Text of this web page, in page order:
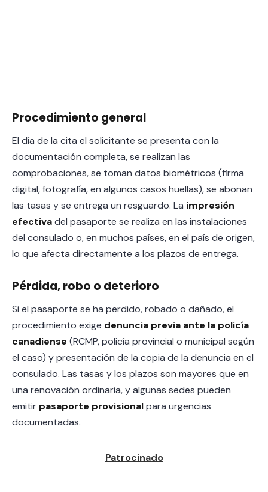
Procedimiento general
El día de la cita el solicitante se presenta con la
documentación completa, se realizan las
comprobaciones, se toman datos biométricos (firma
digital, fotografía, en algunos casos huellas), se abonan
las tasas y se entrega un resguardo. La impresión
efectivadel pasaporte se realiza en las instalaciones
del consulado o, en muchos países, en el país de origen,
lo que afecta directamente a los plazos de entrega.
Pérdida, robo o deterioro
Si el pasaporte se ha perdido, robado o dañado, el
procedimiento exige denuncia previa ante la policía
canadiense (RCMP, policía provincial o municipal según
el caso) y presentación de la copia de la denuncia en el
consulado. Las tasas y los plazos son mayores que en
una renovación ordinaria, y algunas sedes pueden
emitir pasaporte provisionalpara urgencias
documentadas.